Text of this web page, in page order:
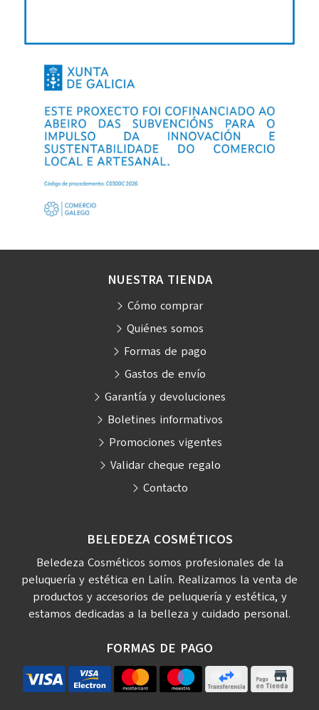
BELEDEZA COSMÉTICOS
Beledeza Cosméticos somos profesionales de la
peluquería y estética en Lalín. Realizamos la venta de
productos y accesorios de peluquería y estética, y
estamos dedicadas a la belleza y cuidado personal.
FORMAS DE PAGO
NUESTRA TIENDA
Cómo comprar
Quiénes somos
Formas de pago
Gastos de envío
Garantía y devoluciones
Boletines informativos
Promociones vigentes
Validar cheque regalo
Contacto